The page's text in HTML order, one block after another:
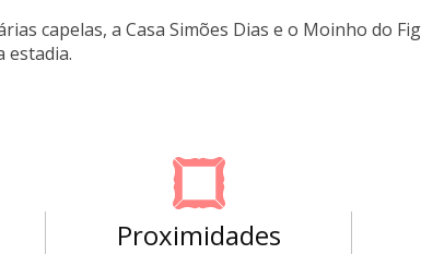
capelas, a Casa Simões Dias e o Moinho do
estadia.
Proximidades